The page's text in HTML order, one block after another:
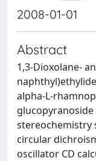
2008-01-01
Abstract
1,3-Dioxolane-
alpha-L-
stereochemistry
circular
oscillator CD